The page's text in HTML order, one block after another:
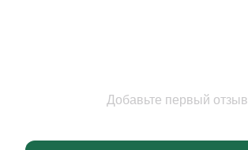
Добавьте первый отзыв